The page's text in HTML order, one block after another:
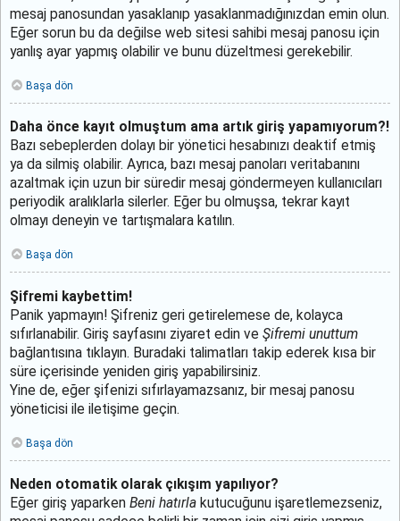
mesaj panosundan yasaklanıp yasaklanmadığınızdan emin olun.
Eğer sorun bu da değilse web sitesi sahibi mesaj panosu için
yanlış ayar yapmış olabilir ve bunu düzeltmesi gerekebilir.
Başa dön
Daha önce kayıt olmuştum ama artık giriş yapamıyorum?!
Bazı sebeplerden dolayı bir yönetici hesabınızı deaktif etmiş
ya da silmiş olabilir. Ayrıca, bazı mesaj panoları veritabanını
azaltmak için uzun bir süredir mesaj göndermeyen kullanıcıları
periyodik aralıklarla silerler. Eğer bu olmuşsa, tekrar kayıt
olmayı deneyin ve tartışmalara katılın.
Başa dön
Şifremi kaybettim!
Panik yapmayın! Şifreniz geri getirelemese de, kolayca
sıfırlanabilir. Giriş sayfasını ziyaret edin ve Şifremi unuttum
bağlantısına tıklayın. Buradaki talimatları takip ederek kısa bir
süre içerisinde yeniden giriş yapabilirsiniz.
Yine de, eğer şifenizi sıfırlayamazsanız, bir mesaj panosu
yöneticisi ile iletişime geçin.
Başa dön
Neden otomatik olarak çıkışım yapılıyor?
Eğer giriş yaparken Beni hatırla kutucuğunu işaretlemezseniz,